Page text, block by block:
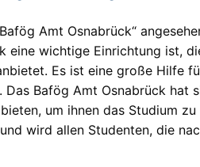
Amt Osnabrück“
eine wichtige Einrichtung ist,
Es ist eine große Hilfe
Das Bafög Amt Osnabrück hat
um ihnen das Studium
wird allen Studenten, die